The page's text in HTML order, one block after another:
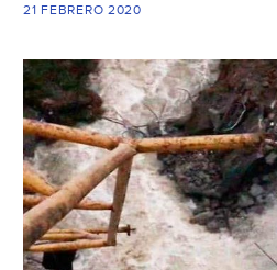
comida
Jornada)
21 FEBRERO 2020